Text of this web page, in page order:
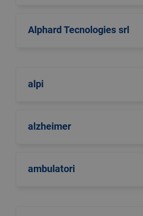
Alphard Tecnologies srl
alpi
alzheimer
ambulatori